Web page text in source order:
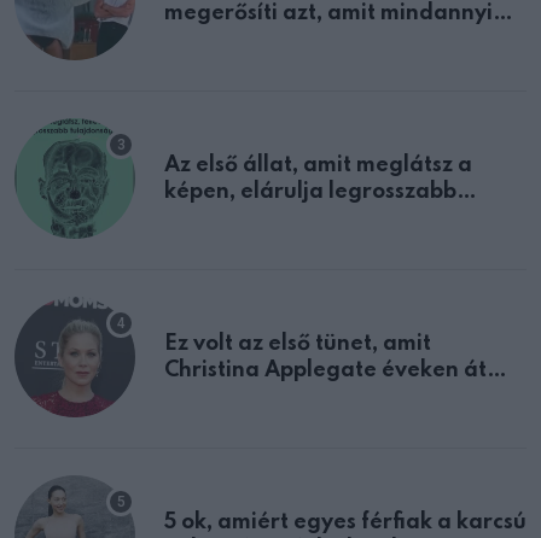
megerősíti azt, amit mindannyian
Az első állat, amit meglátsz a
képen, elárulja legrosszabb
Ez volt az első tünet, amit
Christina Applegate éveken át
5 ok, amiért egyes férfiak a karcsú